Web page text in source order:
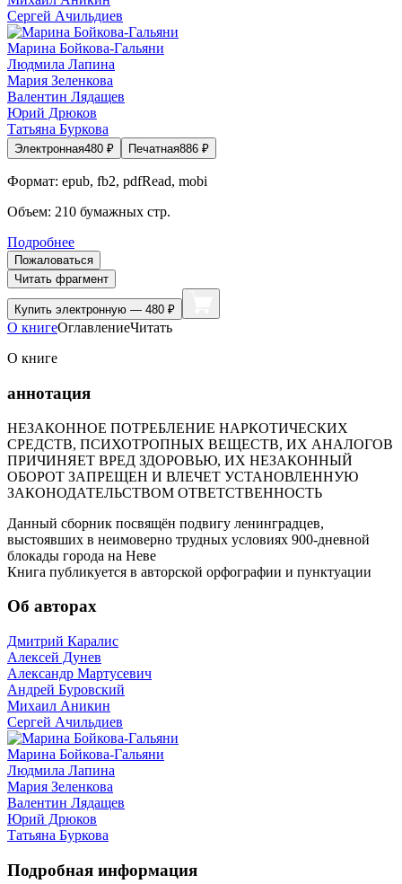
Сергей Ачильдиев
Марина Бойкова-Гальяни
Людмила Лапина
Мария Зеленкова
Валентин Лядащев
Юрий Дрюков
Татьяна Буркова
Электронная480 ₽ Печатная886 ₽
Формат: epub, fb2, pdfRead, mobi
Объем: 210 бумажных стр.
Подробнее
Пожаловаться
Читать фрагмент
Купить электронную — 480 ₽
О книгеОглавлениеЧитать
О книге
аннотация
НЕЗАКОННОЕ ПОТРЕБЛЕНИЕ НАРКОТИЧЕСКИХ
СРЕДСТВ, ПСИХОТРОПНЫХ ВЕЩЕСТВ, ИХ АНАЛОГОВ
ПРИЧИНЯЕТ ВРЕД ЗДОРОВЬЮ, ИХ НЕЗАКОННЫЙ
ОБОРОТ ЗАПРЕЩЕН И ВЛЕЧЕТ УСТАНОВЛЕННУЮ
ЗАКОНОДАТЕЛЬСТВОМ ОТВЕТСТВЕННОСТЬ
Данный сборник посвящён подвигу ленинградцев,
выстоявших в неимоверно трудных условиях 900-дневной
блокады города на Неве
Книга публикуется в авторской орфографии и пунктуации
Об авторах
Дмитрий Каралис
Алексей Дунев
Александр Мартусевич
Андрей Буровский
Михаил Аникин
Сергей Ачильдиев
Марина Бойкова-Гальяни
Людмила Лапина
Мария Зеленкова
Валентин Лядащев
Юрий Дрюков
Татьяна Буркова
Подробная информация